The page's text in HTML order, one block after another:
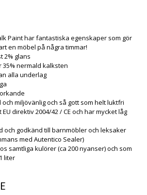
Paint har fantastiska egenskaper som gör
en möbel på några timmar!
2% glans
nermald kalksten
alla underlag
miljövänlig och så gott som helt luktfri
direktiv 2004/42 / CE och har mycket låg
och godkänd till barnmöbler och leksaker
med Autentico Sealer)
samtliga kulörer (ca 200 nyanser) och som
liter